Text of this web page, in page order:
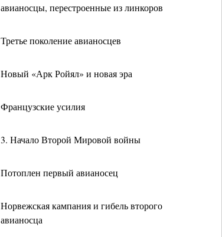
авианосцы, перестроенные из линкоров
Третье поколение авианосцев
Новый «Арк Ройял» и новая эра
Французские усилия
3. Начало Второй Мировой войны
Потоплен первый авианосец
Норвежская кампания и гибель второго
авианосца